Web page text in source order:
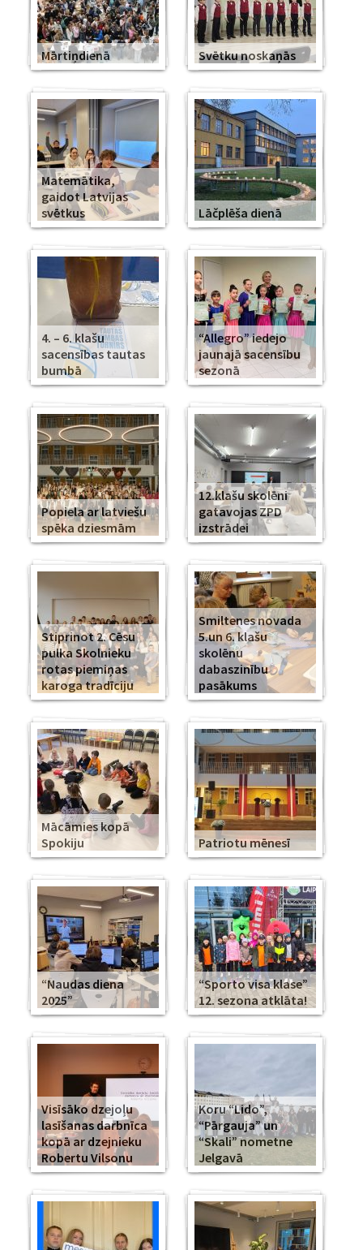
Mārtiņdienā Svētku noskaņās
Matemātika,
gaidot Latvijas
svētkus
Lāčplēša dienā
4. – 6. klašu
sacensības tautas
bumbā
“Allegro” iedejo
jaunajā sacensību
sezonā
Popiela ar latviešu
spēka dziesmām
12.klašu skolēni
gatavojas ZPD
izstrādei
Stiprinot 2. Cēsu
pulka Skolnieku
rotas piemiņas
karoga tradīciju
Smiltenes novada
5.un 6. klašu
skolēnu
dabaszinību
pasākums
Mācāmies kopā
Spokiju
Patriotu mēnesī
“Naudas diena
2025”
“Sporto visa klase”
12. sezona atklāta!
Visīsāko dzejoļu
lasīšanas darbnīca
kopā ar dzejnieku
Robertu Vilsonu
Koru “Lido”,
“Pārgauja” un
“Skali” nometne
Jelgavā